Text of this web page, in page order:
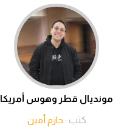
مونديال قطر وهوس أمريكا
كتب : حازم أمين